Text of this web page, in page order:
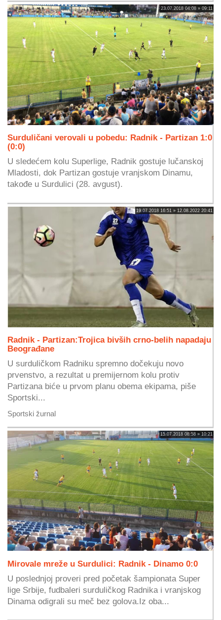
23.07.2018 04:08 » 09:11
Surduličani verovali u pobedu: Radnik - Partizan 1:0
(0:0)
U sledećem kolu Superlige, Radnik gostuje lučanskoj
Mladosti, dok Partizan gostuje vranjskom Dinamu,
takođe u Surdulici (28. avgust).
19.07.2018 16:51 » 12.08.2022 20:41
Radnik - Partizan:Trojica bivših crno-belih napadaju
Beograđane
U surduličkom Radniku spremno dočekuju novo
prvenstvo, a rezultat u premijernom kolu protiv
Partizana biće u prvom planu obema ekipama, piše
Sportski...
Sportski žurnal
15.07.2018 08:58 » 10:21
Mirovale mreže u Surdulici: Radnik - Dinamo 0:0
U poslednjoj proveri pred početak šampionata Super
lige Srbije, fudbaleri surduličkog Radnika i vranjskog
Dinama odigrali su meč bez golova.Iz oba...